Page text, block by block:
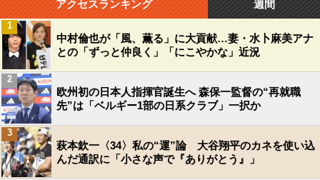
アクセスランキング 週間
中村倫也が「風、薫る」に大貢献…妻・水卜麻美アナ
との「ずっと仲良く」「にこやかな」近況
1
欧州初の日本人指揮官誕生へ 森保一監督の“再就職
先”は「ベルギー1部の日系クラブ」一択か
2
萩本欽一〈34〉私の“運”論 大谷翔平のカネを使い込
んだ通訳に「小さな声で『ありがとう』」
3